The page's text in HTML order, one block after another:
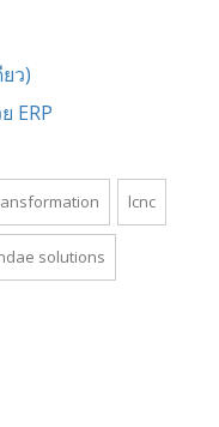
ว)
ERP
lcnc
solutions